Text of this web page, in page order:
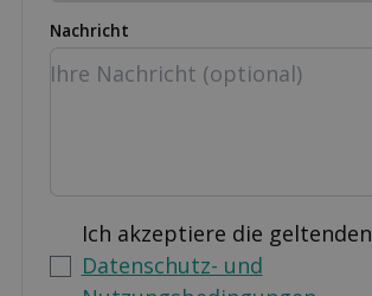
Nachricht
Ich akzeptiere die geltenden
Datenschutz- und